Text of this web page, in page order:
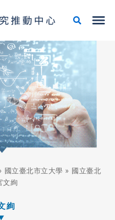
國立臺北市立大學 » 國立臺北
文絢
絢